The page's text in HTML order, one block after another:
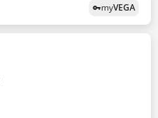
vpn_keymyVEGA